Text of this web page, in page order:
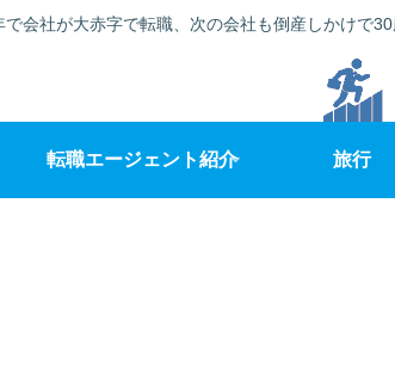
で会社が大赤字で転職、次の会社も倒産しかけで
転職エージェント紹介 旅行